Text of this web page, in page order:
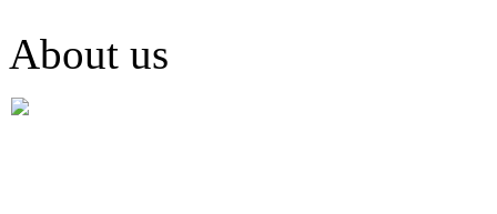
About us